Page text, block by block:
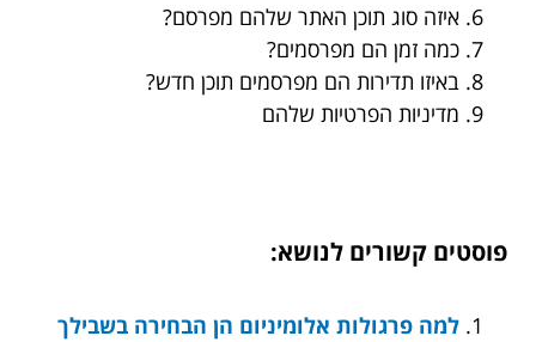
איזה סוג תוכן האתר שלהם מפרסם?
כמה זמן הם מפרסמים?
באיזו תדירות הם מפרסמים תוכן חדש?
מדיניות הפרטיות שלהם
פוסטים קשורים לנושא:
למה פרגולות אלומיניום הן הבחירה בשבילך